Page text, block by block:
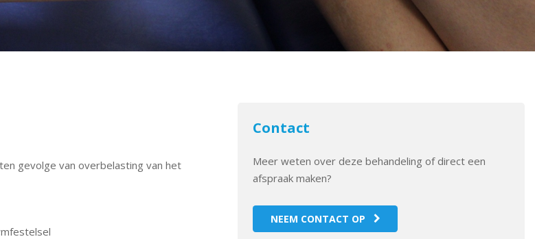
gevolge van overbelasting van het
Contact
Meer weten over deze behandeling of direct een
afspraak maken?
NEEM CONTACT OP